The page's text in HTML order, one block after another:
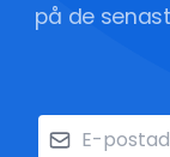
på de